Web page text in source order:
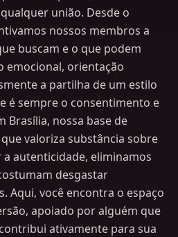
união. Desde o
nossos membros a
buscam e o que podem
emocional, orientação
a partilha de um estilo
é sempre o consentimento e
Brasília, nossa base de
valoriza substância sobre
autenticidade, eliminamos
desgastar
Aqui, você encontra o espaço
apoiado por alguém que
ativamente para sua